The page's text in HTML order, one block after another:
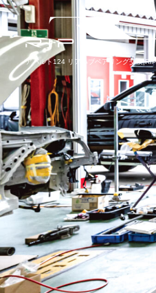
アバルト124 リアハブベアリング交換